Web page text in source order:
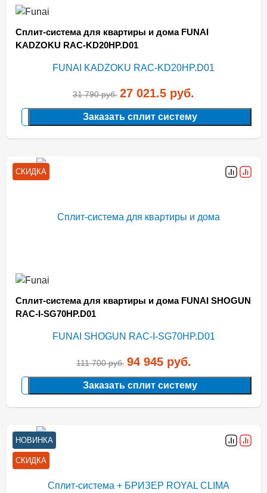
Сплит-система для квартиры и дома FUNAI
KADZOKU RAC-KD20HP.D01
31 790руб. 27 021.5 руб.
Заказать сплит систему
СКИДКА
Сплит-система для квартиры и дома FUNAI SHOGUN
RAC-I-SG70HP.D01
111 700руб. 94 945руб.
Заказать сплит систему
НОВИНКА
СКИДКА